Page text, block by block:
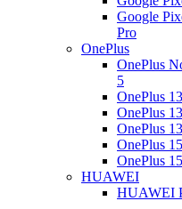
Google
Pro
OnePlus
OnePlus
5
OnePlus 13
OnePlus
OnePlus
OnePlus 15
OnePlus
HUAWEI
HUAWEI